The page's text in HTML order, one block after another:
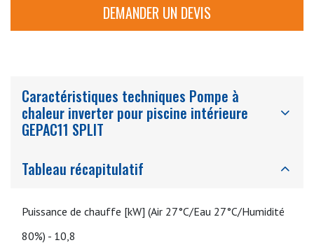
DEMANDER UN DEVIS
Caractéristiques techniques Pompe à
chaleur inverter pour piscine intérieure
GEPAC11 SPLIT
Tableau récapitulatif
Puissance de chauffe [kW] (Air 27°C/Eau 27°C/Humidité
80%) - 10,8